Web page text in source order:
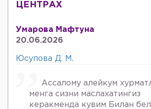
ЦЕНТРАХ
Умарова Мафтуна
20.06.2026
Юсупова Д. М.
Ассалому алейкум
менга сизни маслахатингиз
керакменда кувим Билан